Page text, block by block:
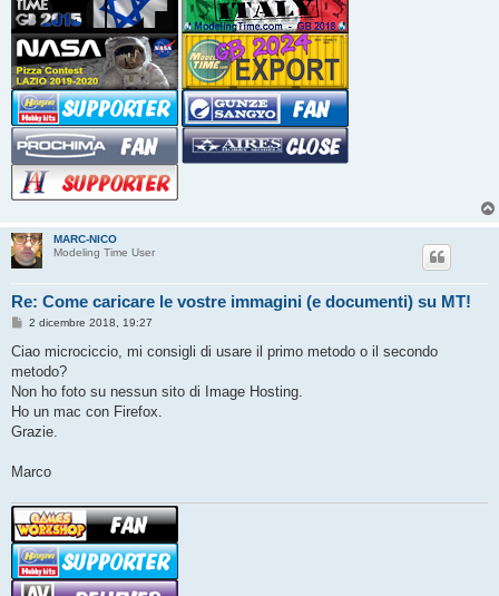
MARC-NICO
Modeling Time User
Re: Come caricare le vostre immagini (e documenti) su MT!
M
s
a
g
i
o
2 dicembre 2018, 19:27
Ciao microciccio, mi consigli di usare il primo metodo o il secondo
metodo?
Non ho foto su nessun sito di Image Hosting.
Ho un mac con Firefox.
Grazie.
Marco